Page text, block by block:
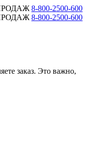
8-800-2500-600
8-800-2500-600
заказ. Это важно,